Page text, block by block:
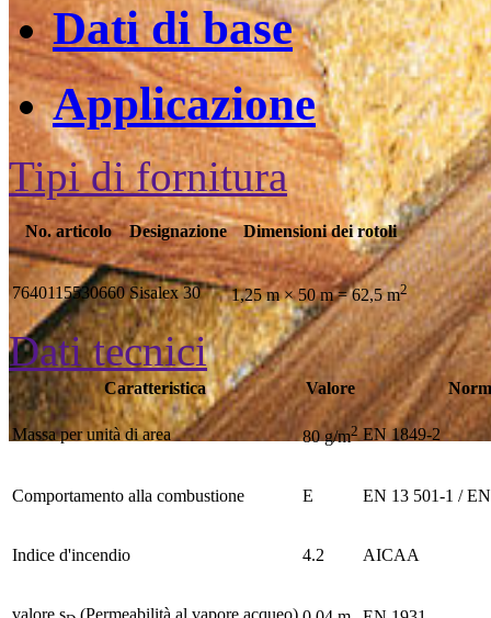
Dati di base
Applicazione
Tipi di fornitura
No. articolo Designazione Dimensioni dei rotoli
7640115530660 Sisalex 30 1,25 m × 50 m = 62,5 m2
Dati tecnici
Caratteristica Valore
Massa per unità di area 80 g/m2 EN 1849-2
Comportamento alla combustione E EN 13 501-1 /
Indice d'incendio 4.2 AICAA